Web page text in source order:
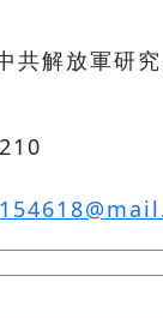
共解放軍研